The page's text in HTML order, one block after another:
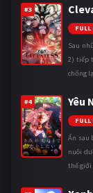
#3
FULL
Sau
2) tiếp
chống
#4 Yêu
FULL
Ẩn sau
nuôi
thế giới